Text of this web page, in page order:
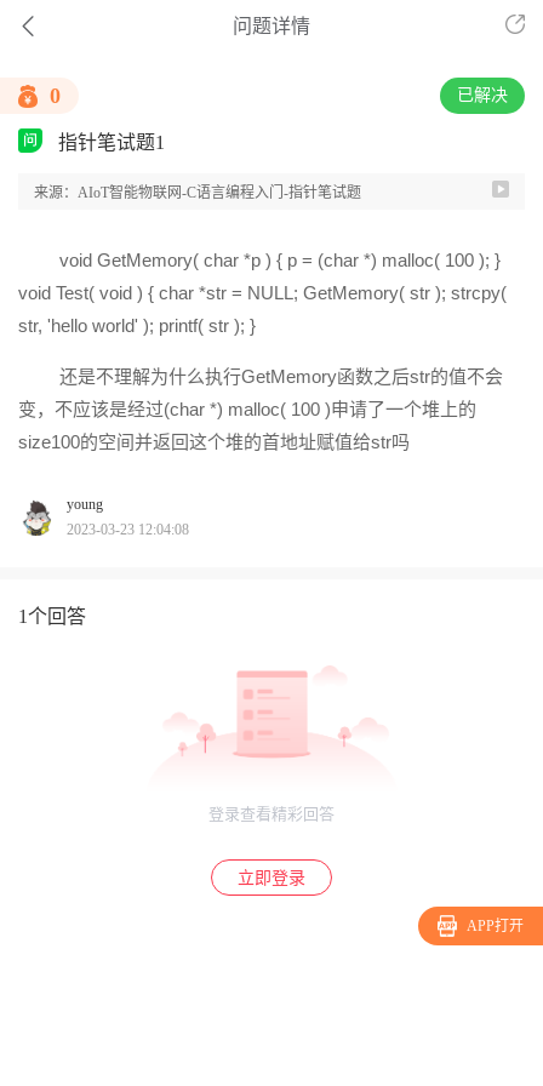
问题详情
0 已解决
指针笔试题1
来源：AIoT智能物联网-C语言编程入门-指针笔试题
void GetMemory( char *p ) { p = (char *) malloc( 100 ); }
void Test( void ) { char *str = NULL; GetMemory( str ); strcpy(
str, 'hello world' ); printf( str ); }
还是不理解为什么执行GetMemory函数之后str的值不会
变，不应该是经过(char *) malloc( 100 )申请了一个堆上的
size100的空间并返回这个堆的首地址赋值给str吗
young
2023-03-23 12:04:08
1个回答
登录查看精彩回答
立即登录
APP打开